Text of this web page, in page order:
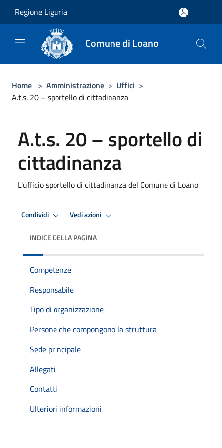
Regione Liguria
Comune di Loano
Home > Amministrazione > Uffici >
A.t.s. 20 – sportello di cittadinanza
A.t.s. 20 – sportello di
cittadinanza
L'ufficio sportello di cittadinanza del Comune di Loano
Condividi Vedi azioni
INDICE DELLA PAGINA
Competenze
Responsabile
Tipo di organizzazione
Persone che compongono la struttura
Sede principale
Allegati
Contatti
Ulteriori informazioni